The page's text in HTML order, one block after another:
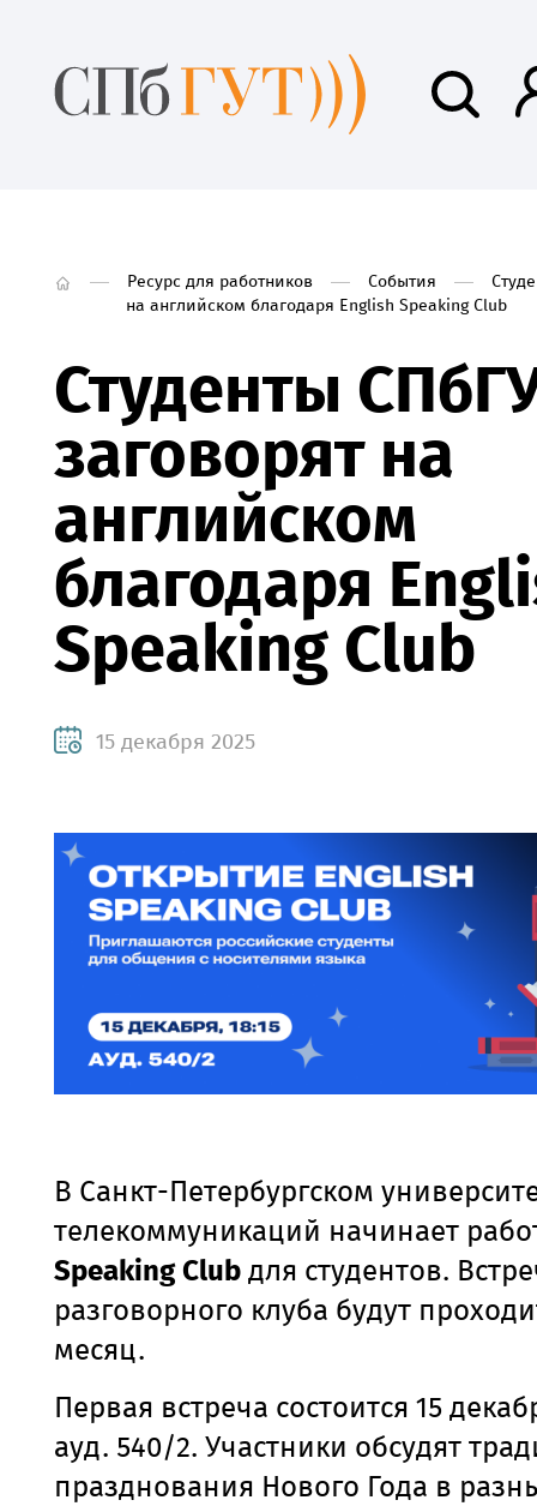
Ресурс для работников События
на английском благодаря English Speaking Club
Студенты
заговорят на
английском
благодаря
Speaking Club
15 декабря 2025
В Санкт-Петербургском
телекоммуникаций начинает
Speaking Club для студентов.
разговорного клуба будут
месяц.
Первая встреча состоится 15
ауд. 540/2. Участники обсудят
празднования Нового Года в